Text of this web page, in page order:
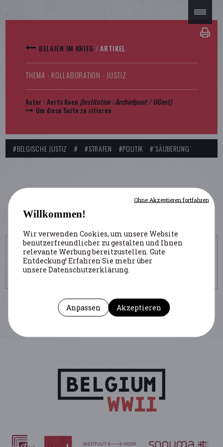
BELGIEN IM KRIEG /ARTIKEL
THEMA - KOLLABORATION - JUSTIZ
Autor :Aerts Koen (Institution : Archiefpunt / UGent)
Um diese Seite zu zitieren
#BELGISCHE JUSTIZ # #STRAFEN #POLITIK #´SÄUBERUNG`
UM DIESE SEITE ZU ZITIEREN
Autor : Aerts Koen(Institution : Archiefpunt / UGent)
https://www.belgiumwwii.be/de/belgien-im-krieg/artikel/repression-
Willkommen!
Wir verwenden Cookies, um unsere Website
benutzerfreundlicher zu gestalten und Ihnen
relevante Werbung bereitzustellen. Gute
Entdeckung! Erfahren Sie mehr über
unsere Datenschutzerklärung.
Anpassen Akzeptieren
Ohne Akzeptieren fortfahren